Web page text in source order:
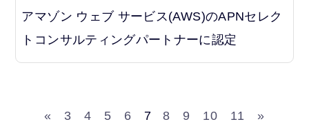
アマゾン ウェブ サービス(AWS)のAPNセレク
トコンサルティングパートナーに認定
« 3 4 5 6 7 8 9 10 11 »